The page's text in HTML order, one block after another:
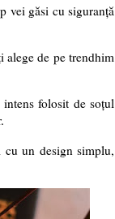
vei găsi cu siguranță
alege de pe trendhim
folosit de soțul
un design simplu,